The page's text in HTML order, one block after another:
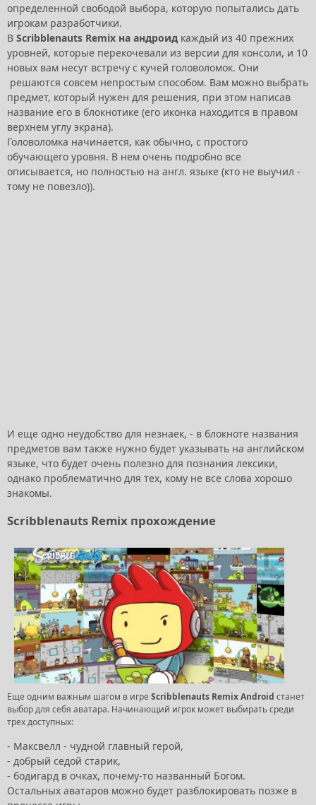
определенной свободой выбора, которую попытались дать
игрокам разработчики.
В Scribblenauts Remix на андроид каждый из 40 прежних
уровней, которые перекочевали из версии для консоли, и 10
новых вам несут встречу с кучей головоломок. Они
решаются совсем непростым способом. Вам можно выбрать
предмет, который нужен для решения, при этом написав
название его в блокнотике (его иконка находится в правом
верхнем углу экрана).
Головоломка начинается, как обычно, с простого
обучающего уровня. В нем очень подробно все
описывается, но полностью на англ. языке (кто не выучил -
тому не повезло)).
И еще одно неудобство для незнаек, - в блокноте названия
предметов вам также нужно будет указывать на английском
языке, что будет очень полезно для познания лексики,
однако проблематично для тех, кому не все слова хорошо
знакомы.
Scribblenauts Remix прохождение
Еще одним важным шагом в игре Scribblenauts Remix Android станет
выбор для себя аватара. Начинающий игрок может выбирать среди
трех доступных:
- Максвелл - чудной главный герой,
- добрый седой старик,
- бодигард в очках, почему-то названный Богом.
Остальных аватаров можно будет разблокировать позже в